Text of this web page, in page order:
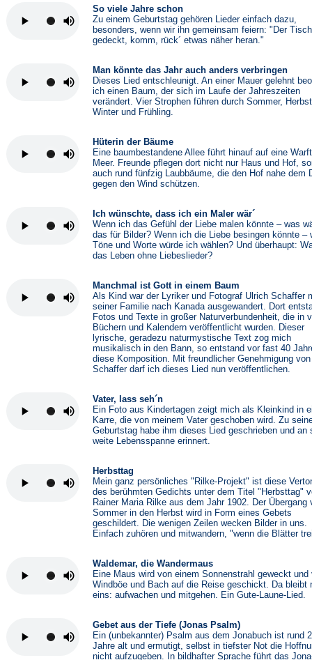
So viele Jahre schon
Zu einem Geburtstag gehören Lieder einfach dazu,
besonders, wenn wir ihn gemeinsam feiern: "Der
gedeckt, komm, rück´ etwas näher heran."
Man könnte das Jahr auch anders verbringen
Dieses Lied entschleunigt. An einer Mauer gelehnt
ich einen Baum, der sich im Laufe der Jahreszeiten
verändert. Vier Strophen führen durch Sommer,
Winter und Frühling.
Hüterin der Bäume
Eine baumbestandene Allee führt hinauf auf eine
Meer. Freunde pflegen dort nicht nur Haus und Hof,
auch rund fünfzig Laubbäume, die den Hof nahe dem
gegen den Wind schützen.
Ich wünschte, dass ich ein Maler wär´
Wenn ich das Gefühl der Liebe malen könnte – was
das für Bilder? Wenn ich die Liebe besingen könnte –
Töne und Worte würde ich wählen? Und überhaupt:
das Leben ohne Liebeslieder?
Manchmal ist Gott in einem Baum
Als Kind war der Lyriker und Fotograf Ulrich Schaffer
seiner Familie nach Kanada ausgewandert. Dort
Fotos und Texte in großer Naturverbundenheit, die in
Büchern und Kalendern veröffentlicht wurden. Dieser
lyrische, geradezu naturmystische Text zog mich
musikalisch in den Bann, so entstand vor fast 40
diese Komposition. Mit freundlicher Genehmigung
Schaffer darf ich dieses Lied nun veröffentlichen.
Vater, lass seh´n
Ein Foto aus Kindertagen zeigt mich als Kleinkind in
Karre, die von meinem Vater geschoben wird. Zu
Geburtstag habe ihm dieses Lied geschrieben und an
weite Lebensspanne erinnert.
Herbsttag
Mein ganz persönliches "Rilke-Projekt" ist diese
des berühmten Gedichts unter dem Titel "Herbsttag"
Rainer Maria Rilke aus dem Jahr 1902. Der Übergang
Sommer in den Herbst wird in Form eines Gebets
geschildert. Die wenigen Zeilen wecken Bilder in uns.
Einfach zuhören und mitwandern, "wenn die Blätter
Waldemar, die Wandermaus
Eine Maus wird von einem Sonnenstrahl geweckt und
Windböe und Bach auf die Reise geschickt. Da bleibt
eins: aufwachen und mitgehen. Ein Gute-Laune-Lied.
Gebet aus der Tiefe (Jonas Psalm)
Ein (unbekannter) Psalm aus dem Jonabuch ist rund
Jahre alt und ermutigt, selbst in tiefster Not die
nicht aufzugeben. In bildhafter Sprache führt das